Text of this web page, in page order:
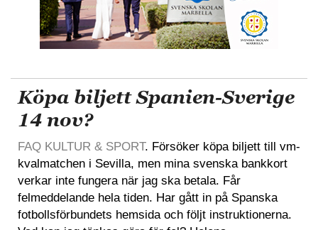
Köpa biljett Spanien-Sverige
14 nov?
FAQ KULTUR & SPORT. Försöker köpa biljett till vm-
kvalmatchen i Sevilla, men mina svenska bankkort
verkar inte fungera när jag ska betala. Får
felmeddelande hela tiden. Har gått in på Spanska
fotbollsförbundets hemsida och följt instruktionerna.